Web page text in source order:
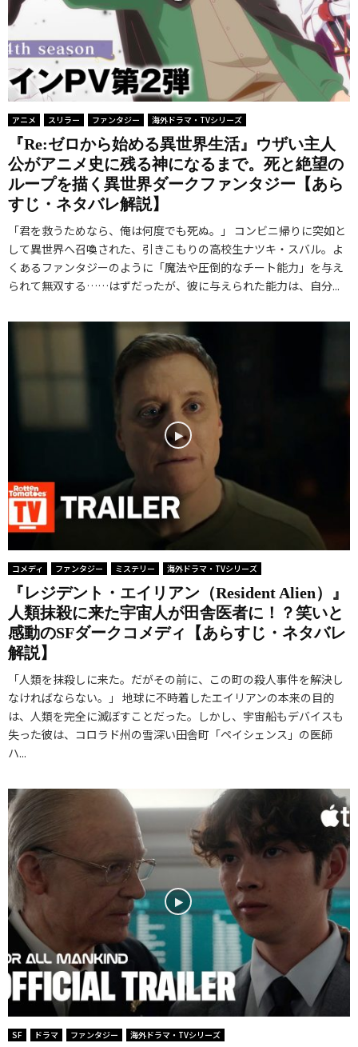
ニ
版
『
キ
ャ
シ
ア
ン
・
ン
ド
ー
の
る
の
か
新
航
海
アニメ スリラー ファンタジー 海外ドラマ・TVシリーズ
『Re:ゼロから始める異世界生活』ウザい主人
公がアニメ史に残る神になるまで。死と絶望の
ループを描く異世界ダークファンタジー【あら
すじ・ネタバレ解説】
「君を救うためなら、俺は何度でも死ぬ。」 コンビニ帰りに突如と
して異世界へ召喚された、引きこもりの高校生ナツキ・スバル。よ
くあるファンタジーのように「魔法や圧倒的なチート能力」を与え
られて無双する……はずだったが、彼に与えられた能力は、自分...
コメディ ファンタジー ミステリー 海外ドラマ・TVシリーズ
『レジデント・エイリアン（Resident Alien）』
人類抹殺に来た宇宙人が田舎医者に！？笑いと
感動のSFダークコメディ【あらすじ・ネタバレ
解説】
「人類を抹殺しに来た。だがその前に、この町の殺人事件を解決し
なければならない。」 地球に不時着したエイリアンの本来の目的
は、人類を完全に滅ぼすことだった。しかし、宇宙船もデバイスも
失った彼は、コロラド州の雪深い田舎町「ペイシェンス」の医師
ハ...
SF ドラマ ファンタジー 海外ドラマ・TVシリーズ